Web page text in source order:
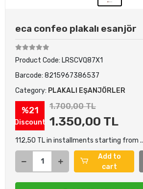
eca confeo plakalı esanjör
Product Code: LRSCVQ87X1
Barcode: 8215967386537
Category: PLAKALI EŞANJÖRLER
%21
Discount
1.700,00 TL
1.350,00 TL
112,50 TL in installments starting from ..
Add to
cart